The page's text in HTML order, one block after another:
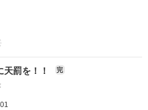
を読む
少年が経験したお話です。
がいるのに浮気したせいでこのよ
た。
づかずに……
天罰を！！ 完